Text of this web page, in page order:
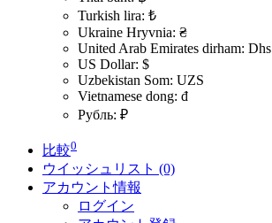
Turkish lira: ₺
Ukraine Hryvnia: ₴
United Arab Emirates dirham: Dhs
US Dollar: $
Uzbekistan Som: UZS
Vietnamese dong: đ
Рубль: ₽
比較0
ウイッシュリスト (0)
アカウント情報
ログイン